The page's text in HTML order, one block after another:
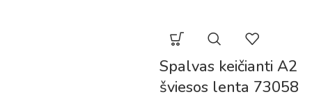
Spalvas keičianti A2
šviesos lenta 73058